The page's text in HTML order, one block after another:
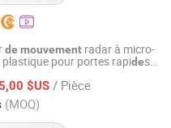
de mouvement radar à micro-
plastique pour portes rapides
$US / Pièce
(MOQ)
CO., LTD
2021